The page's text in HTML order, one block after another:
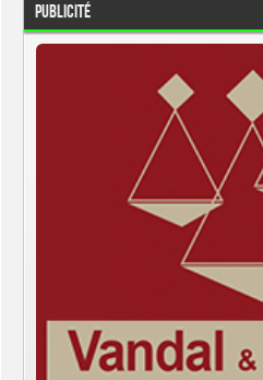
Publicité